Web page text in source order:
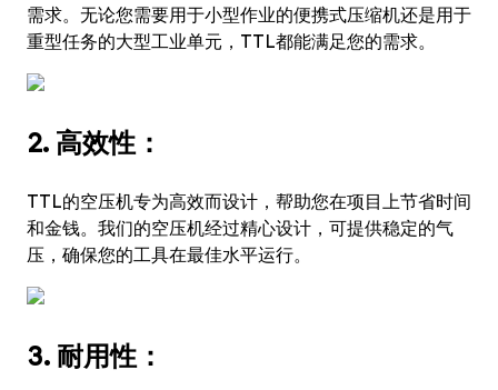
需求。无论您需要用于小型作业的便携式压缩机还是用于
重型任务的大型工业单元，TTL都能满足您的需求。
2. 高效性：
TTL的空压机专为高效而设计，帮助您在项目上节省时间
和金钱。我们的空压机经过精心设计，可提供稳定的气
压，确保您的工具在最佳水平运行。
3. 耐用性：